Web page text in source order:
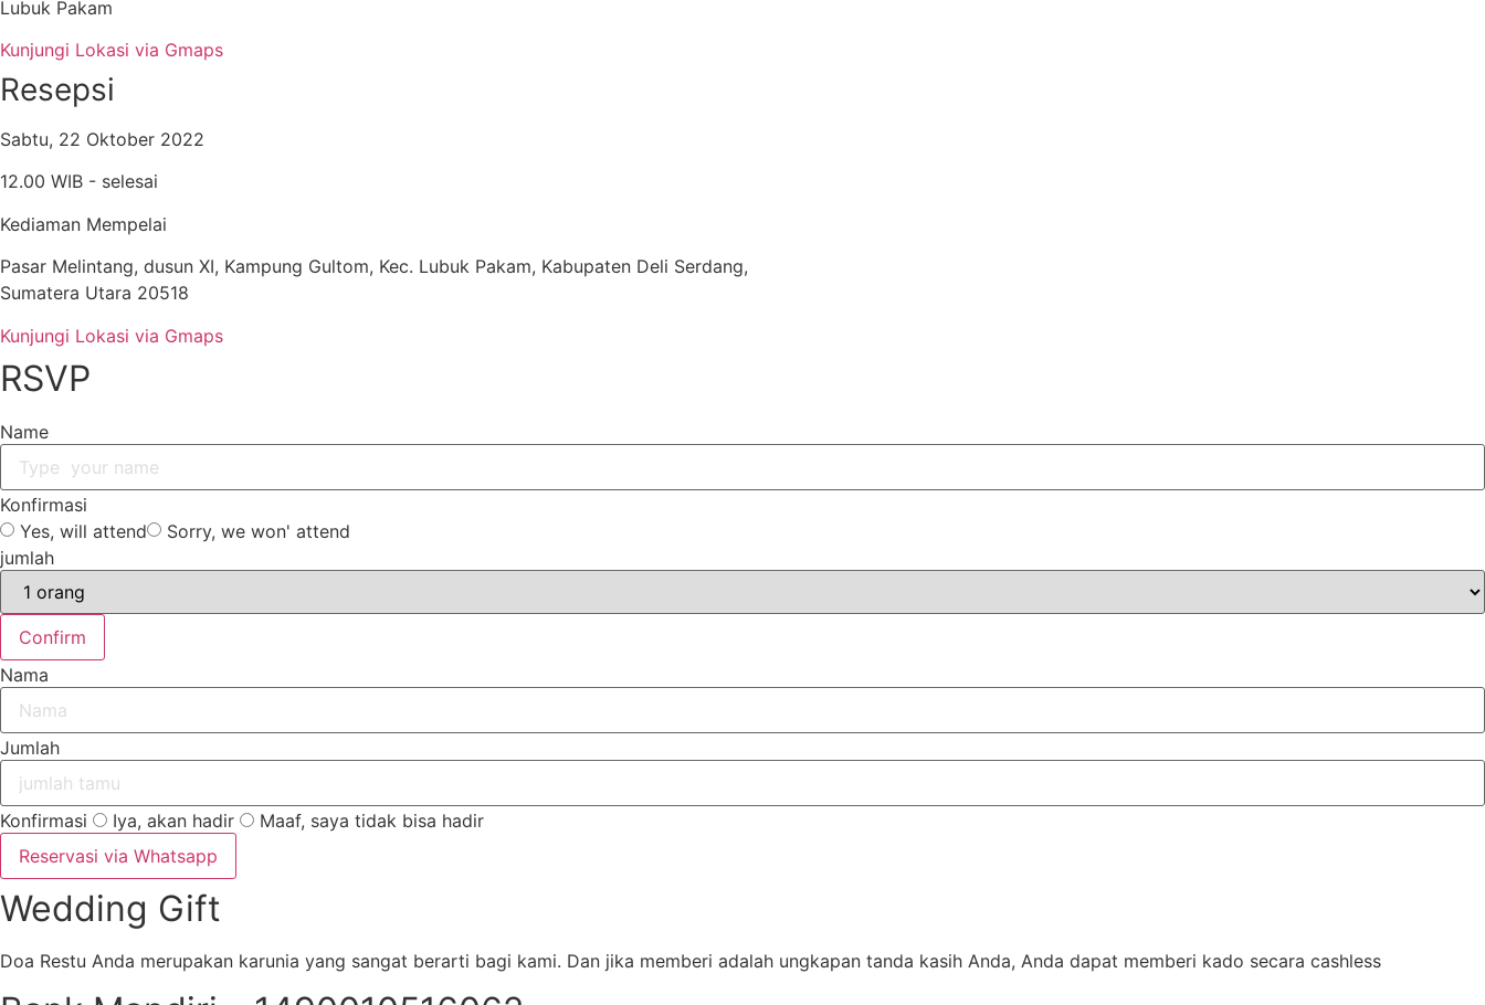
Lubuk Pakam
Kunjungi Lokasi via Gmaps
Resepsi
Sabtu, 22 Oktober 2022
12.00 WIB - selesai
Kediaman Mempelai
Pasar Melintang, dusun XI, Kampung Gultom, Kec. Lubuk Pakam, Kabupaten Deli Serdang,
Sumatera Utara 20518
Kunjungi Lokasi via Gmaps
RSVP
Name
Konfirmasi
Yes, will attend
Sorry, we won' attend
jumlah
Confirm
Nama
Jumlah
Konfirmasi Iya, akan hadir
Maaf, saya tidak bisa hadir
Reservasi via Whatsapp
Wedding Gift
Doa Restu Anda merupakan karunia yang sangat berarti bagi kami. Dan jika memberi adalah ungkapan tanda kasih Anda, Anda dapat memberi kado secara cashless